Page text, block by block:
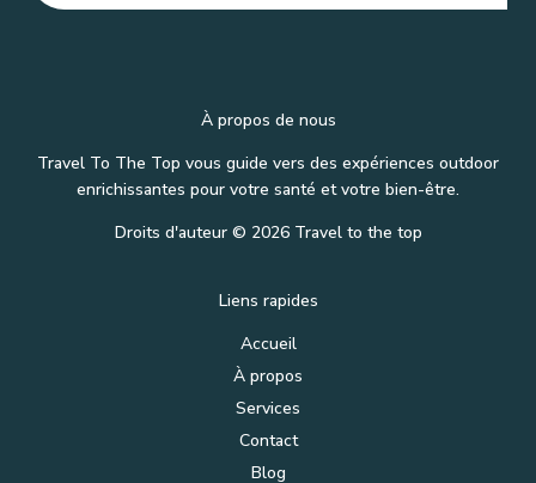
À propos de nous
Travel To The Top vous guide vers des expériences outdoor
enrichissantes pour votre santé et votre bien-être.
Droits d'auteur © 2026 Travel to the top
Liens rapides
Accueil
À propos
Services
Contact
Blog